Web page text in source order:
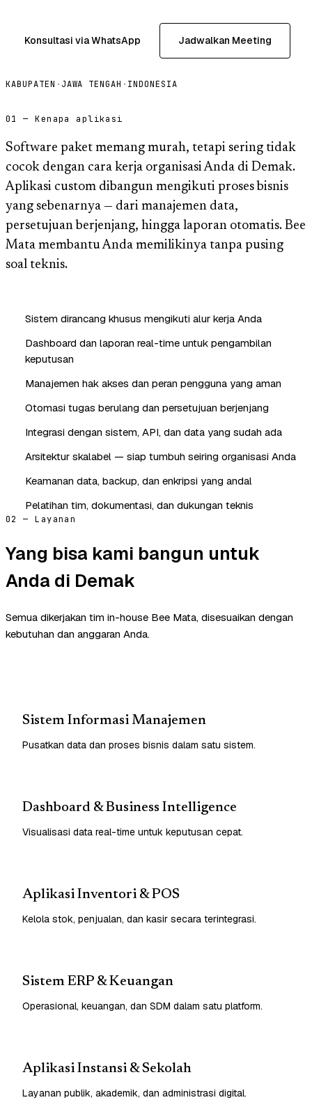
Konsultasi via WhatsApp Jadwalkan Meeting
KABUPATEN · JAWA TENGAH · INDONESIA
01 — Kenapa aplikasi
Software paket memang murah, tetapi sering tidak
cocok dengan cara kerja organisasi Anda di Demak.
Aplikasi custom dibangun mengikuti proses bisnis
yang sebenarnya — dari manajemen data,
persetujuan berjenjang, hingga laporan otomatis. Bee
Mata membantu Anda memilikinya tanpa pusing
soal teknis.
Sistem dirancang khusus mengikuti alur kerja Anda
Dashboard dan laporan real-time untuk pengambilan
keputusan
Manajemen hak akses dan peran pengguna yang aman
Otomasi tugas berulang dan persetujuan berjenjang
Integrasi dengan sistem, API, dan data yang sudah ada
Arsitektur skalabel — siap tumbuh seiring organisasi Anda
Keamanan data, backup, dan enkripsi yang andal
Pelatihan tim, dokumentasi, dan dukungan teknis
02 — Layanan
Yang bisa kami bangun untuk
Anda di Demak
Semua dikerjakan tim in-house Bee Mata, disesuaikan dengan
kebutuhan dan anggaran Anda.
Sistem Informasi Manajemen
Pusatkan data dan proses bisnis dalam satu sistem.
Dashboard & Business Intelligence
Visualisasi data real-time untuk keputusan cepat.
Aplikasi Inventori & POS
Kelola stok, penjualan, dan kasir secara terintegrasi.
Sistem ERP & Keuangan
Operasional, keuangan, dan SDM dalam satu platform.
Aplikasi Instansi & Sekolah
Layanan publik, akademik, dan administrasi digital.